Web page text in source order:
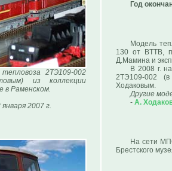
2ТЭ109-002
из коллекции
в Раменском.
2007 г.
Год
Модель
130 от BTTB,
Д.Мамина и
В 2008 г.
2ТЭ109-002 (в
Ходаковым.
Другие
- А.
На сети
Брестского